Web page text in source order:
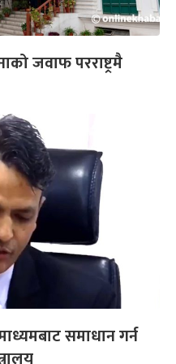
जवाफ परराष्ट्रमै
समाधान गर्न